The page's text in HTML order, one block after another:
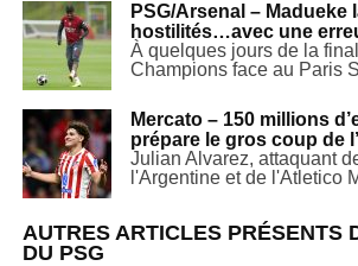
PSG/Arsenal – Madueke
hostilités…avec une
À quelques jours de la
Champions face au Paris
Mercato – 150 millions
prépare le gros coup de
Julian Alvarez, attaquant
l'Argentine et de l'Atletico
AUTRES ARTICLES PRÉSENTS
DU PSG